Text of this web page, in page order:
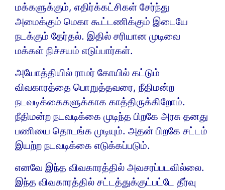
மக்களுக்கும், எதிர்க்கட்சிகள் சேர்ந்து
அமைக்கும் மெகா கூட்டணிக்கும் இடையே
நடக்கும் தேர்தல். இதில் சரியான முடிவை
மக்கள் நிச்சயம் எடுப்பார்கள்.
அயோத்தியில் ராமர் கோயில் கட்டும்
விவகாரத்தை பொறுத்தவரை, நீதிமன்ற
நடவடிக்கைகளுக்காக காத்திருக்கிறோம்.
நீதிமன்ற நடவடிக்கை முடிந்த பிறகே அரசு தனது
பணியை தொடங்க முடியும். அதன் பிறகே சட்டம்
இயற்ற நடவடிக்கை எடுக்கப்படும்.
எனவே இந்த விவகாரத்தில் அவசரப்படவில்லை.
இந்த விவகாரத்தில் சட்டத்துக்குட்பட்டே தீர்வு